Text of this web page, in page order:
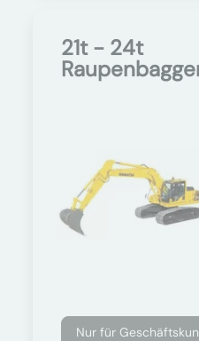
21t - 24t
Nur für